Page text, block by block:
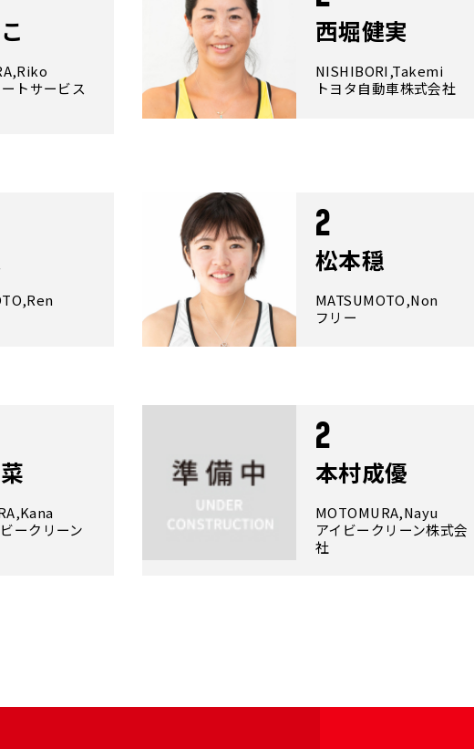
トサービス
西堀健実
NISHIBORI,Takemi
トヨタ自動車株式会社
2
松本穏
MATSUMOTO,Non
フリー
ークリーン
2
本村成優
MOTOMURA,Nayu
アイビークリーン株式会
社